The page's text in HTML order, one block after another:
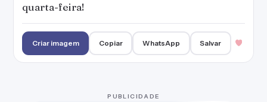
quarta-feira!
Criar imagem Copiar WhatsApp Salvar
PUBLICIDADE